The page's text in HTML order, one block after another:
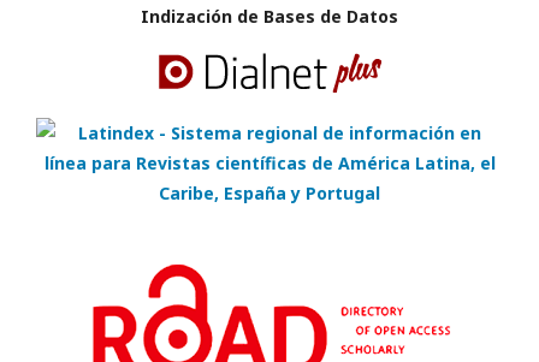
Indización de Bases de Datos